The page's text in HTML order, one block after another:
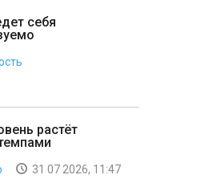
себя
растёт
31 07 2026, 11:47